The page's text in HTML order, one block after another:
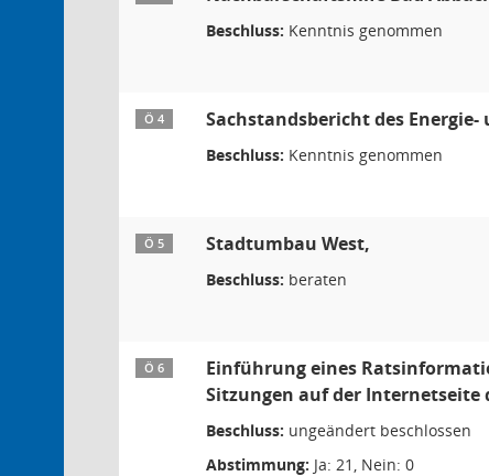
Beschluss: Kenntnis genommen
Ö 4 Sachstandsbericht des
Beschluss: Kenntnis genommen
Ö 5 Stadtumbau West,
Beschluss: beraten
Ö 6
Einführung eines
Sitzungen auf der Internetseite
Beschluss: ungeändert beschlossen
Abstimmung: Ja: 21, Nein: 0